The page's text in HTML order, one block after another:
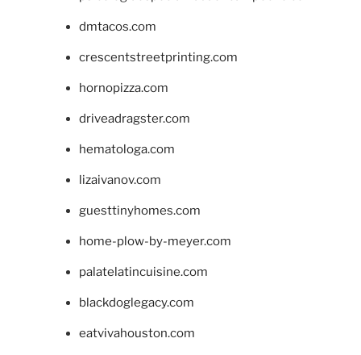
dmtacos.com
crescentstreetprinting.com
hornopizza.com
driveadragster.com
hematologa.com
lizaivanov.com
guesttinyhomes.com
home-plow-by-meyer.com
palatelatincuisine.com
blackdoglegacy.com
eatvivahouston.com